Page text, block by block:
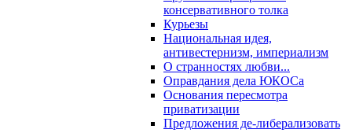
консервативного толка
Курьезы
Национальная идея,
антивестернизм, империализм
О странностях любви...
Оправдания дела ЮКОСа
Основания пересмотра
приватизации
Предложения де-либерализовать